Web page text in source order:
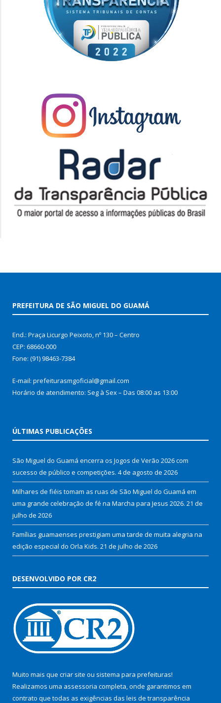
PREFEITURA DE SÃO MIGUEL DO GUAMÁ
End.: Praça Licurgo Peixoto, nº 130 – Centro
CEP: 68660-000
Fone: (91) 98463-7384
E-mail: prefeiturasmgoficial@gmail.com
Horário de atendimento: Seg à Sex – Das 08:00 as 13:00
ÚLTIMAS PUBLICAÇÕES
São Miguel do Guamá encerra os Jogos de Verão 2026 com
sucesso de público e competições. 4 de agosto de 2026
Milhares de fiéis tomam as ruas de São Miguel do Guamá em
uma grande celebração de fé na Marcha para Jesus 2026. 21 de
julho de 2026
Famílias guamaenses prestigiam uma tarde de muita alegria na
edição especial do Orla Kids. 21 de julho de 2026
DESENVOLVIDO POR CR2
Muito mais que criar site ou sistema para prefeituras!
Realizamos uma assessoria completa, onde garantimos em
contrato que todas as exigências das leis de transparência